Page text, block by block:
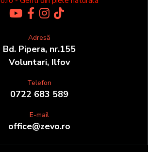
Adresă
Bd. Pipera, nr.155
Voluntari, Ilfov
Telefon
0722 683 589
E-mail
office@zevo.ro